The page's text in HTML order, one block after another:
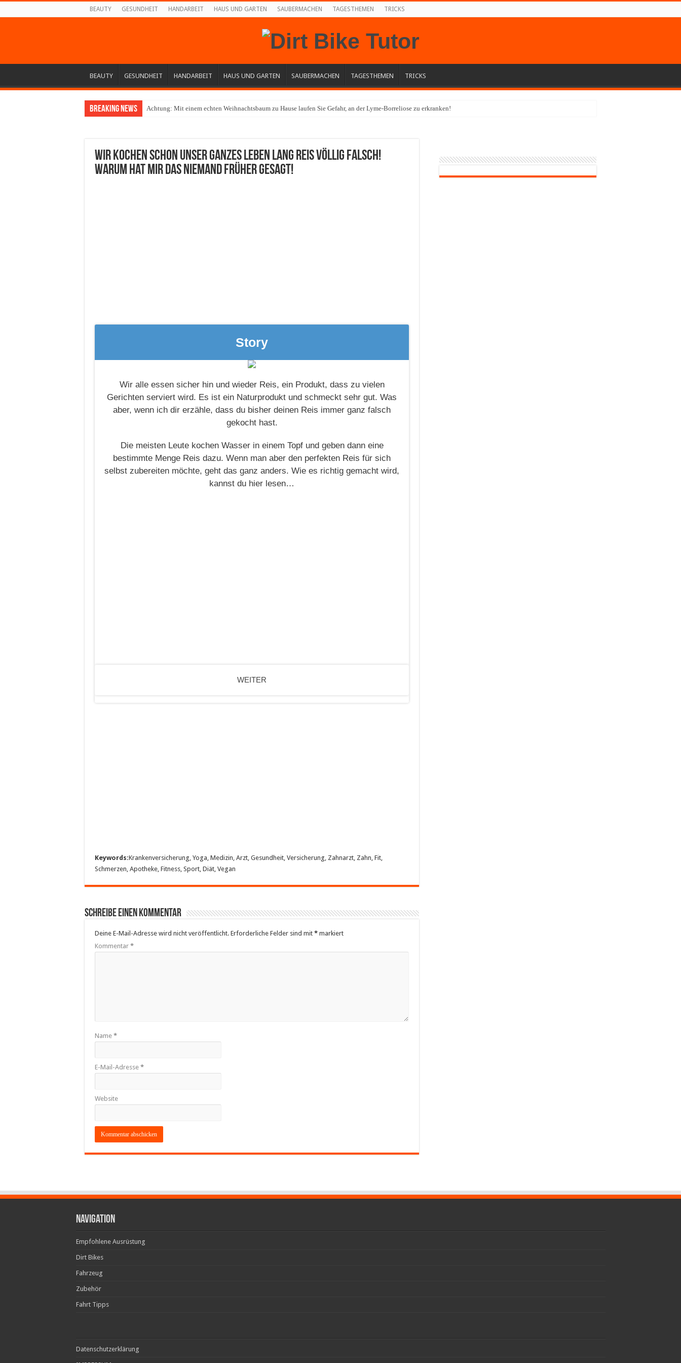
BEAUTY GESUNDHEIT HANDARBEIT HAUS UND GARTEN SAUBERMACHEN TAGESTHEMEN TRICKS
BEAUTY GESUNDHEIT HANDARBEIT HAUS UND GARTEN SAUBERMACHEN TAGESTHEMEN TRICKS
Breaking News Achtung: Mit einem echten Weihnachtsbaum zu Hause laufen Sie Gefahr, an der Lyme-Borreliose zu erkranken!
Wir kochen schon unser ganzes Leben lang Reis völlig falsch!
Warum hat mir das niemand früher gesagt!
Story
Wir alle essen sicher hin und wieder Reis, ein Produkt, dass zu vielen
Gerichten serviert wird. Es ist ein Naturprodukt und schmeckt sehr gut. Was
aber, wenn ich dir erzähle, dass du bisher deinen Reis immer ganz falsch
gekocht hast.
Die meisten Leute kochen Wasser in einem Topf und geben dann eine
bestimmte Menge Reis dazu. Wenn man aber den perfekten Reis für sich
selbst zubereiten möchte, geht das ganz anders. Wie es richtig gemacht wird,
kannst du hier lesen…
WEITER
Keywords:Krankenversicherung, Yoga, Medizin, Arzt, Gesundheit, Versicherung, Zahnarzt, Zahn, Fit,
Schmerzen, Apotheke, Fitness, Sport, Diät, Vegan
Schreibe einen Kommentar
Deine E-Mail-Adresse wird nicht veröffentlicht. Erforderliche Felder sind mit * markiert
Kommentar *
Name *
E-Mail-Adresse *
Website
Navigation
Empfohlene Ausrüstung
Dirt Bikes
Fahrzeug
Zubehör
Fahrt Tipps
Datenschutzerklärung